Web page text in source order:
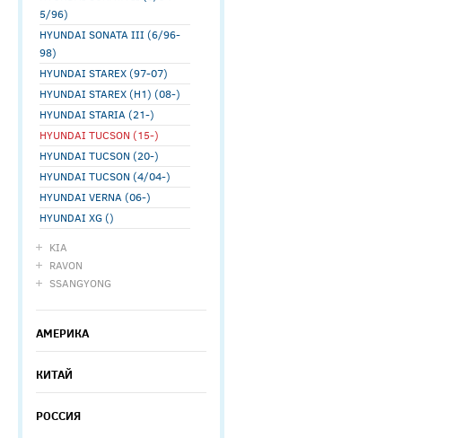
5/96)
HYUNDAI SONATA III (6/96-
98)
HYUNDAI STAREX (97-07)
HYUNDAI STAREX (H1) (08-)
HYUNDAI STARIA (21-)
HYUNDAI TUCSON (15-)
HYUNDAI TUCSON (20-)
HYUNDAI TUCSON (4/04-)
HYUNDAI VERNA (06-)
HYUNDAI XG ()
KIA
RAVON
SSANGYONG
АМЕРИКА
КИТАЙ
РОССИЯ